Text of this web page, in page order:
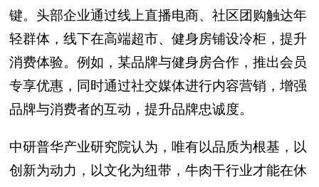
键。头部企业通过线上直播电商、社区团购触达年
轻群体，线下在高端超市、健身房铺设冷柜，提升
消费体验。例如，某品牌与健身房合作，推出会员
专享优惠，同时通过社交媒体进行内容营销，增强
品牌与消费者的互动，提升品牌忠诚度。
中研普华产业研究院认为，唯有以品质为根基，以
创新为动力，以文化为纽带，牛肉干行业才能在休